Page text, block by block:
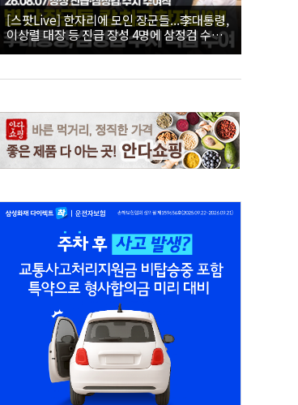
[스팟Live] 한자리에 모인 장군들...李대통령,
이상렬 대장 등 진급 장성 4명에 삼정검 수치
직접 수여｜26.08.07 장성 진급·삼정검 수치